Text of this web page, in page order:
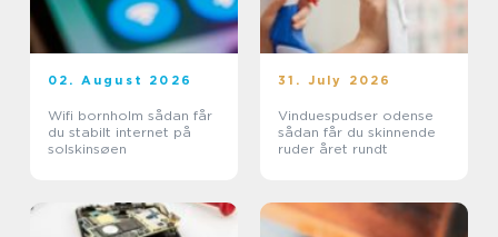
02. August 2026
Wifi bornholm sådan får
du stabilt internet på
solskinsøen
31. July 2026
Vinduespudser odense
sådan får du skinnende
ruder året rundt